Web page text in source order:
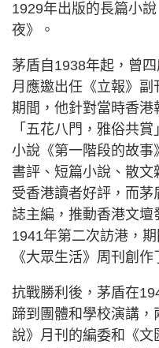
1929年出版的長篇小
夜》。
茅盾自1938年起，曾
月應邀出任《立報》副
期間，他針對當時香港
「五花八門，雅俗共
小說《第一階段的故
書評、短篇小說、散
受香港讀者好評，而
誌主編，推動香港文壇
1941年第二次訪港，
《大眾生活》周刊創
抗戰勝利後，茅盾在
蹄到團體和學校演講
說》月刊的編委和《文